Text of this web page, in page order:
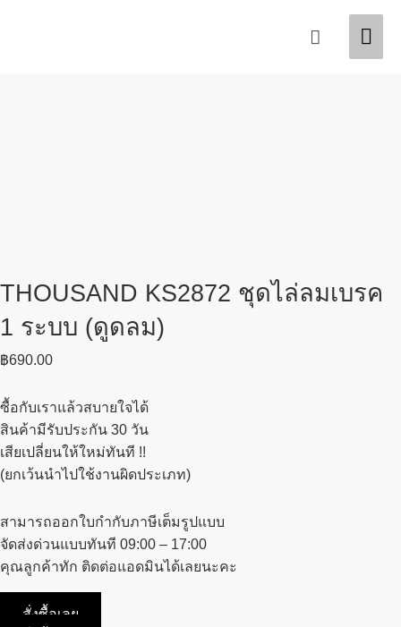
Search
THOUSAND KS2872 ชุดไล่ลมเบรค
1 ระบบ (ดูดลม)
฿690.00
ซื้อกับเราแล้วสบายใจได้
สินค้ามีรับประกัน 30 วัน
เสียเปลี่ยนให้ใหม่ทันที !!
(ยกเว้นนำไปใช้งานผิดประเภท)
สามารถออกใบกำกับภาษีเต็มรูปแบบ
จัดส่งด่วนแบบทันที 09:00 – 17:00
คุณลูกค้าทัก ติดต่อแอดมินได้เลยนะคะ
สั่งซื้อเลย